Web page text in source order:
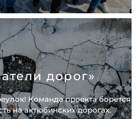
дорог»
Команда проекта борется
на актюбинских дорогах.